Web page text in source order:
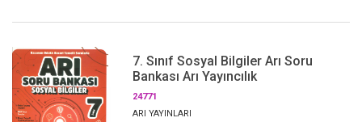
7. Sınıf Sosyal Bilgiler Arı Soru
Bankası Arı Yayıncılık
24771
ARI YAYINLARI